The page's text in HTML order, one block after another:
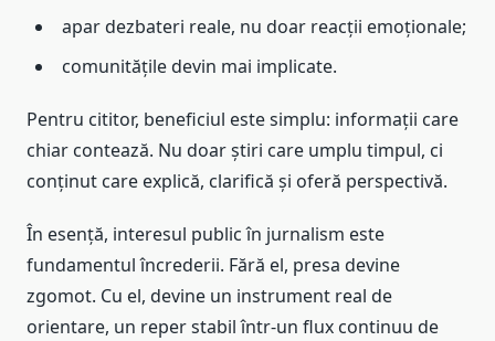
apar dezbateri reale, nu doar reacții emoționale;
comunitățile devin mai implicate.
Pentru cititor, beneficiul este simplu: informații care
chiar contează. Nu doar știri care umplu timpul, ci
conținut care explică, clarifică și oferă perspectivă.
În esență, interesul public în jurnalism este
fundamentul încrederii. Fără el, presa devine
zgomot. Cu el, devine un instrument real de
orientare, un reper stabil într-un flux continuu de